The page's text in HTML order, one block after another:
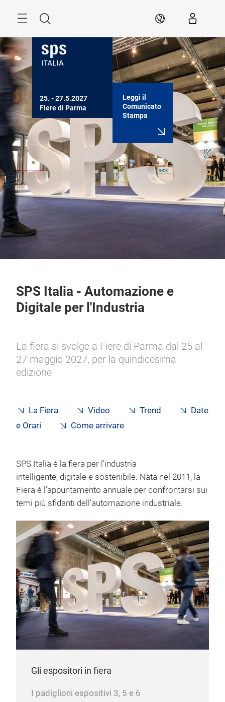
Search IT
25. - 27.5.2027
Fiere di Parma
Leggi il
Comunicato
Stampa
SPS Italia - Automazione e
Digitale per l'Industria
La fiera si svolge a Fiere di Parma dal 25 al
27 maggio 2027, per la quindicesima
edizione
La Fiera Video Trend
Date
e Orari
Come arrivare
SPS Italia è la fiera per l'industria
intelligente, digitale e sostenibile. Nata nel 2011, la
Fiera è l'appuntamento annuale per confrontarsi sui
temi più sfidanti dell'automazione industriale.
Gli espositori in fiera
I padiglioni espositivi 3, 5 e 6